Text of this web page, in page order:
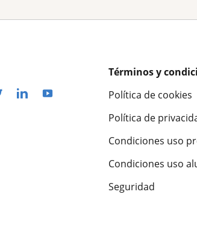
Términos y
Política de cookies
Política de
Condiciones uso
Condiciones uso
Seguridad